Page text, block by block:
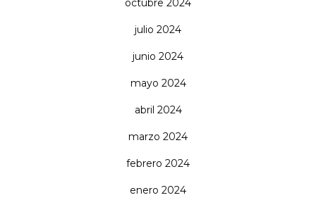
octubre 2024
julio 2024
junio 2024
mayo 2024
abril 2024
marzo 2024
febrero 2024
enero 2024